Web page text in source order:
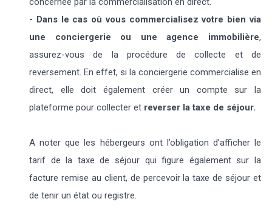
- Dans le cas où vous commercialisez votre bien via
une conciergerie ou une agence immobilière,
assurez-vous de la procédure de collecte et de
reversement. En effet, si la conciergerie commercialise en
direct, elle doit également créer un compte sur la
plateforme pour collecter et reverser la taxe de séjour.
A noter que les hébergeurs ont l’obligation d’afficher le
tarif de la taxe de séjour qui figure également sur la
facture remise au client, de percevoir la taxe de séjour et
de tenir un état ou registre.